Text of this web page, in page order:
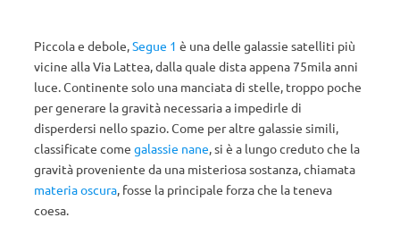
Piccola e debole,Segue 1 è una delle galassie satelliti più
vicine alla Via Lattea, dalla quale dista appena 75mila anni
luce. Continente solo una manciata di stelle, troppo poche
per generare la gravità necessaria a impedirle di
disperdersi nello spazio. Come per altre galassie simili,
classificate come galassie nane, si è a lungo creduto che la
gravità proveniente da una misteriosa sostanza, chiamata
materia oscura, fosse la principale forza che la teneva
coesa.